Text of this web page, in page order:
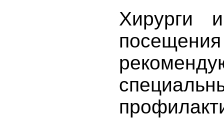
Хирурги